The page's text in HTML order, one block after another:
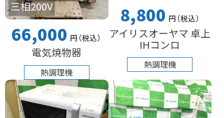
三相200V
66,000 円（税込）
電気焼物器
熱調理機
8,800 円（税込）
アイリスオーヤマ 卓上
IHコンロ
熱調理機